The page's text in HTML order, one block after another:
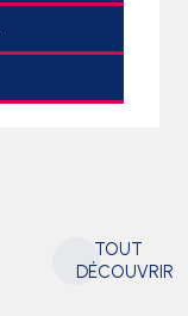
TOUT
DÉCOUVRIR